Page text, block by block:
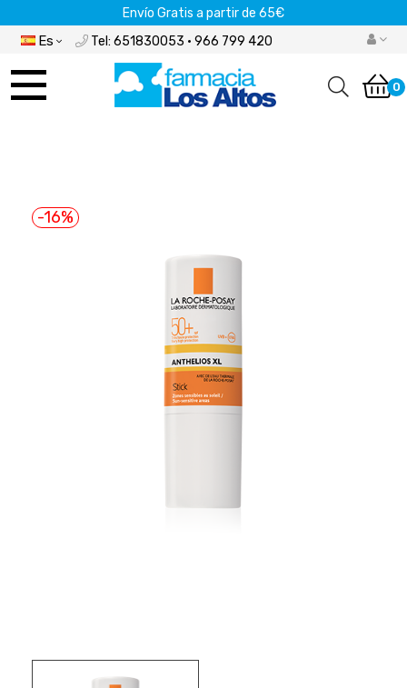
Envío Gratis a partir de 65€
Es Tel: 651830053 · 966 799 420
Navegación 0
-16%